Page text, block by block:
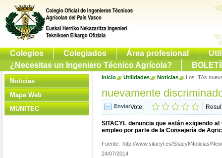
Colegios Colegiados Área profesional
¿Necesitas un Ingeniero Técnico Agrícola?
Noticias
Mapa Web
MUNITEC
Inicio Utilidades Noticias Los ITAs
nuevamente
Vote:
SITACYL denuncia que están exigiendo
empleo por parte de la Consejería de
Fuente: http://www.sitacyl.es/Sitacyl/Noticias/
24/07/2014